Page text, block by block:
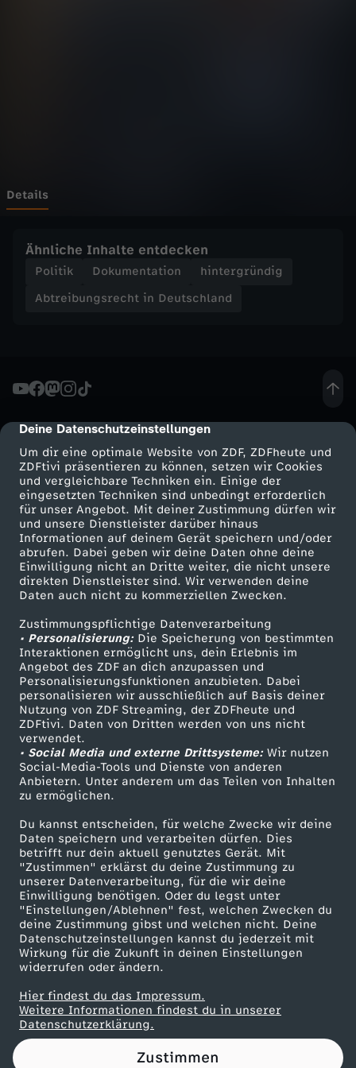
cmp-dialog-description
Deine Datenschutzeinstellungen
Um dir eine optimale Website von ZDF, ZDFheute und
ZDFtivi präsentieren zu können, setzen wir Cookies
und vergleichbare Techniken ein. Einige der
eingesetzten Techniken sind unbedingt erforderlich
für unser Angebot. Mit deiner Zustimmung dürfen wir
und unsere Dienstleister darüber hinaus
Informationen auf deinem Gerät speichern und/oder
abrufen. Dabei geben wir deine Daten ohne deine
Einwilligung nicht an Dritte weiter, die nicht unsere
direkten Dienstleister sind. Wir verwenden deine
Daten auch nicht zu kommerziellen Zwecken.
Zustimmungspflichtige Datenverarbeitung
• Personalisierung:Die Speicherung von bestimmten
Interaktionen ermöglicht uns, dein Erlebnis im
Angebot des ZDF an dich anzupassen und
Personalisierungsfunktionen anzubieten. Dabei
personalisieren wir ausschließlich auf Basis deiner
Nutzung von ZDF Streaming, der ZDFheute und
ZDFtivi. Daten von Dritten werden von uns nicht
verwendet.
• Social Media und externe Drittsysteme:Wir nutzen
Social-Media-Tools und Dienste von anderen
Anbietern. Unter anderem um das Teilen von Inhalten
zu ermöglichen.
Du kannst entscheiden, für welche Zwecke wir deine
Daten speichern und verarbeiten dürfen. Dies
betrifft nur dein aktuell genutztes Gerät. Mit
"Zustimmen" erklärst du deine Zustimmung zu
unserer Datenverarbeitung, für die wir deine
Einwilligung benötigen. Oder du legst unter
"Einstellungen/Ablehnen" fest, welchen Zwecken du
deine Zustimmung gibst und welchen nicht. Deine
Datenschutzeinstellungen kannst du jederzeit mit
Wirkung für die Zukunft in deinen Einstellungen
widerrufen oder ändern.
Hier findest du das Impressum.
Weitere Informationen findest du in unserer
Datenschutzerklärung.
Zustimmen
e
h
n
D
e
u
t
s
c
h
l
a
n
d
-
1
9
9
9
-
Details
Ähnliche Inhalte entdecken
Politik Dokumentation
hintergründig
Abtreibungsrecht in Deutschland
Mehr ZDF
ZDF-Apps
Smart TV
ZDFtext
Livestreams
Sendungen A-Z
TV-Programm
Service
ZDFmitreden
Kontakt zum ZDF
Tickets
Zuschauerservice
Hilfe
ZDF Unternehmen
Karriere
ZDF goes Schule
Werbefernsehen
Mainzelmännchen
Partner